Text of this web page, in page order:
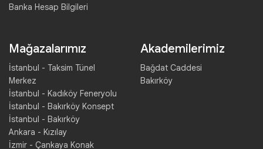
Banka Hesap Bilgileri
Mağazalarımız
İstanbul - Taksim Tünel
Merkez
İstanbul - Kadıköy Feneryolu
İstanbul - Bakırköy Konsept
İstanbul - Bakırköy
Ankara - Kızılay
İzmir - Çankaya Konak
Akademilerimiz
Bağdat Caddesi
Bakırköy